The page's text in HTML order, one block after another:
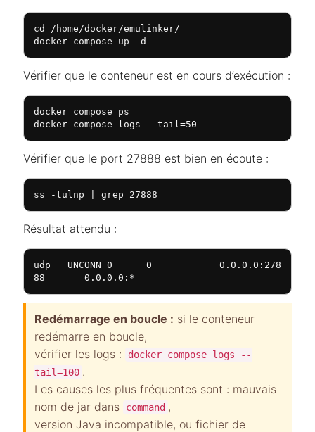
cd /home/docker/emulinker/
docker compose up -d
Vérifier que le conteneur est en cours d’exécution :
docker compose ps
docker compose logs --tail=50
Vérifier que le port 27888 est bien en écoute :
ss -tulnp | grep 27888
Résultat attendu :
udp   UNCONN 0      0            0.0.0.0:278
88       0.0.0.0:*
Redémarrage en boucle : si le conteneur
redémarre en boucle,
vérifier les logs :
docker compose logs --
tail=100 .
Les causes les plus fréquentes sont : mauvais
nom de jar dans
command ,
version Java incompatible, ou fichier de